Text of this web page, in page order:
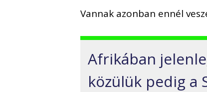
Vannak azonban ennél
Afrikában
közülük pedig a